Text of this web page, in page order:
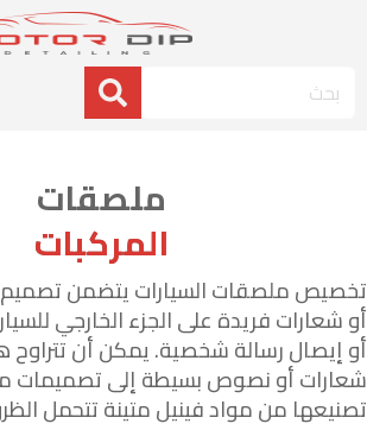
ملصقات
المركبات
تخصيص ملصقات السيارات يتضمن
أو شعارات فريدة على الجزء الخارجي
أو إيصال رسالة شخصية. يمكن أن تتراوح
شعارات أو نصوص بسيطة إلى تصميمات
تصنيعها من مواد فينيل متينة تتحمل